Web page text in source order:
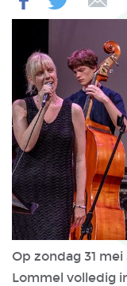
Op zondag 31
Lommel volledig